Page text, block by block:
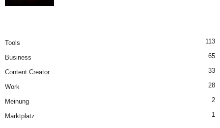
Tools 113
Business 65
Content Creator 33
Work 28
Meinung 2
Marktplatz 1